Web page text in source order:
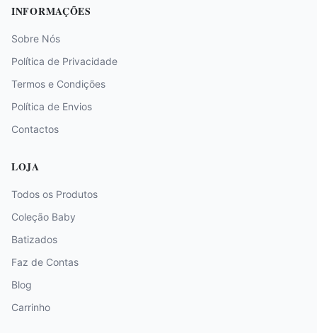
INFORMAÇÕES
Sobre Nós
Política de Privacidade
Termos e Condições
Política de Envios
Contactos
LOJA
Todos os Produtos
Coleção Baby
Batizados
Faz de Contas
Blog
Carrinho